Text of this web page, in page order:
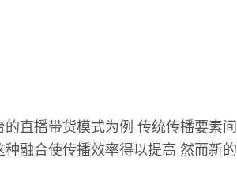
直播带货模式为例 传统传播要素间
融合使传播效率得以提高 然而新的